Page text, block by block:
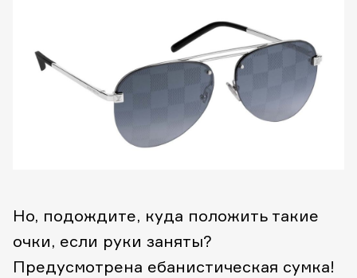
Но, подождите, куда положить такие
очки, если руки заняты?
Предусмотрена ебанистическая сумка!